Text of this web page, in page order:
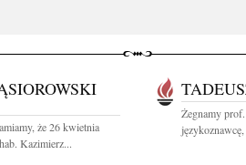
że 26 kwietnia
Kazimierz...
Żegnamy